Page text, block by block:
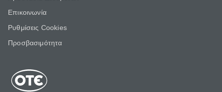
Επικοινωνία
Ρυθμίσεις Cookies
Προσβασιμότητα